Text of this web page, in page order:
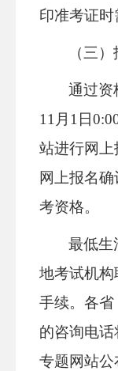
印准考证时
（三
通过资
11月1日
站进行网
网上报名
考资格。
最低生
地考试机构
手续。各
的咨询电话
专题网站公